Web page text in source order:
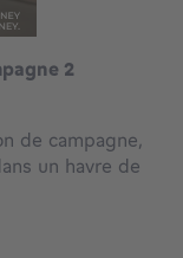
2
de campagne,
un havre de
et semi-